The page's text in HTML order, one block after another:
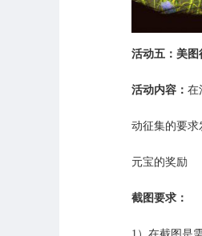
活动五：美图
活动内容： 在
动征集的要求
元宝的奖励
截图要求：